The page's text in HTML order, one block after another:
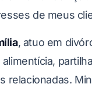
de meus
, atuo em
relacionadas.